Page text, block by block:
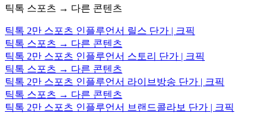
틱톡 스포츠 → 다른 콘텐츠
틱톡 2만 스포츠 인플루언서 릴스 단가 | 크픽
틱톡 스포츠 → 다른 콘텐츠
틱톡 2만 스포츠 인플루언서 스토리 단가 | 크픽
틱톡 스포츠 → 다른 콘텐츠
틱톡 2만 스포츠 인플루언서 라이브방송 단가 | 크픽
틱톡 스포츠 → 다른 콘텐츠
틱톡 2만 스포츠 인플루언서 브랜드콜라보 단가 | 크픽